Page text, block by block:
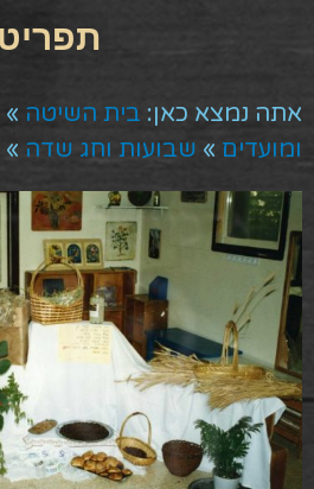
אתה נמצא כאן: בית השיטה »
ומועדים » שבועות וחג שדה »